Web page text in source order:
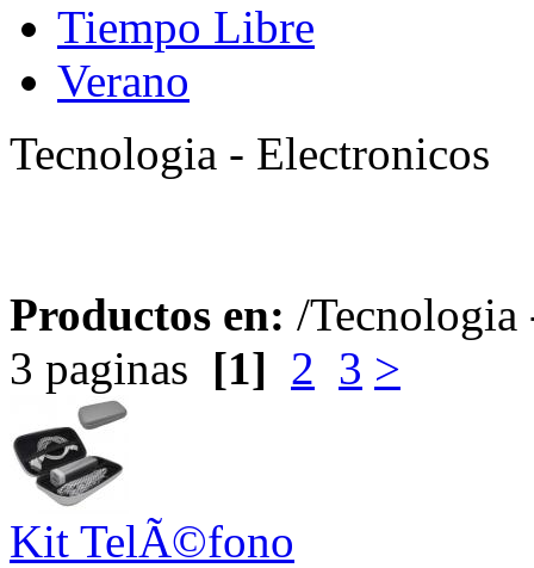
Tiempo Libre
Verano
Tecnologia - Electronicos
Productos en: /Tecnologia
3 paginas [1] 2 3 >
Kit TelÃ©fono